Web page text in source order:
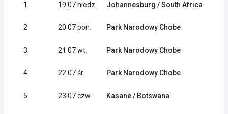
1 19.07 niedz. Johannesburg / South Africa
2 20.07 pon. Park Narodowy Chobe
3 21.07 wt. Park Narodowy Chobe
4 22.07 śr. Park Narodowy Chobe
5 23.07 czw. Kasane / Botswana